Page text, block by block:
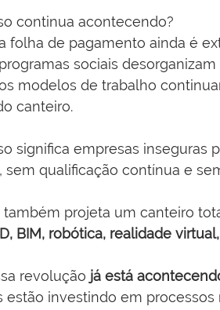
continua acontecendo?
folha de pagamento ainda é
sociais
modelos de trabalho
canteiro.
significa empresas inseguras
sem qualificação contínua e
projeta um canteiro
BIM, robótica, realidade
revolução já está
estão investindo em